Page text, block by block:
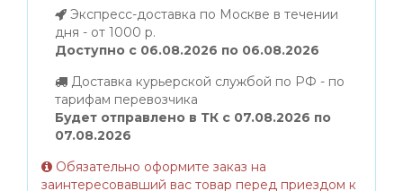
Экспресс-доставка по Москве в течении
дня - от 1000 р.
Доступно с 06.08.2026 по 06.08.2026
Доставка курьерской службой по РФ - по
тарифам перевозчика
Будет отправлено в ТК с 07.08.2026 по
07.08.2026
Обязательно оформите заказ на
заинтересовавший вас товар перед приездом к